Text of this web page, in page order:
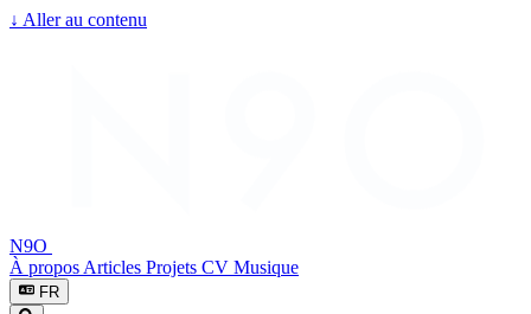
↓ Aller au contenu
N9O
À propos Articles Projets CV Musique
FR